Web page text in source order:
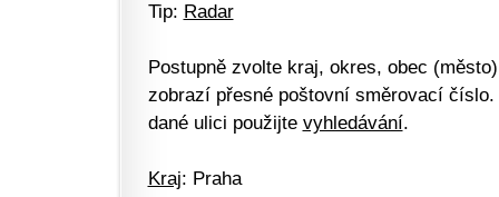
Tip: Radar
Postupně zvolte kraj, okres, obec
zobrazí přesné poštovní směrovací
dané ulici použijte vyhledávání.
Kraj: Praha